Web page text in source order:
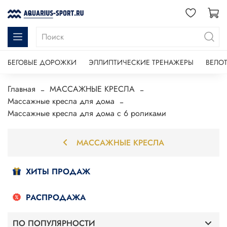
БЕГОВЫЕ ДОРОЖКИ ЭЛЛИПТИЧЕСКИЕ ТРЕНАЖЕРЫ
Главная
МАССАЖНЫЕ КРЕСЛА
Массажные кресла для дома
Массажные кресла для дома с 6 роликами
МАССАЖНЫЕ КРЕСЛА
ХИТЫ ПРОДАЖ
РАСПРОДАЖА
ПО ПОПУЛЯРНОСТИ